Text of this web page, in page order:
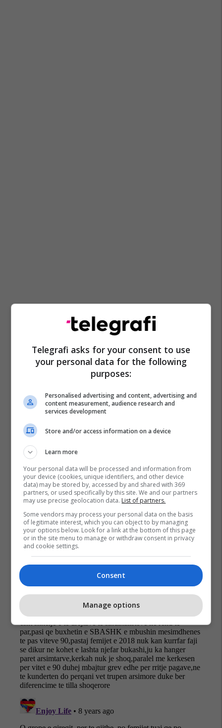
Video Sbashk Lutfi Mani
Telegrafi asks for your consent to use
your personal data for the following
purposes:
Personalised advertising and content, advertising and
content measurement, audience research and
services development
Store and/or access information on a device
Learn more
Your personal data will be processed and information from
your device (cookies, unique identifiers, and other device
data) may be stored by, accessed by and shared with 369
partners, or used specifically by this site. We and our partners
may use precise geolocation data. List of partners.
Some vendors may process your personal data on the basis
of legitimate interest, which you can object to by managing
your options below. Look for a link at the bottom of this page
or in the site menu to manage or withdraw consent in privacy
and cookie settings.
Consent
Manage options